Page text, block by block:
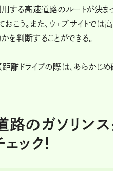
用する高速道路のルートが決ま
おこう。また、ウェブサイトで
を判断することができる。
離ドライブの際は、あらかじめ
路のガソリン
ェック!